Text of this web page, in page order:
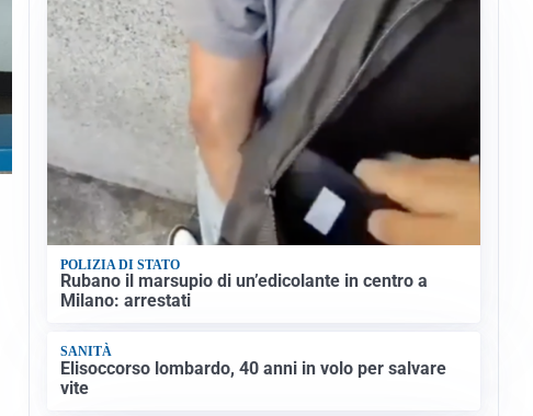
POLIZIA DI STATO
Rubano il marsupio di un’edicolante in centro a
Milano: arrestati
SANITÀ
Elisoccorso lombardo, 40 anni in volo per salvare
vite